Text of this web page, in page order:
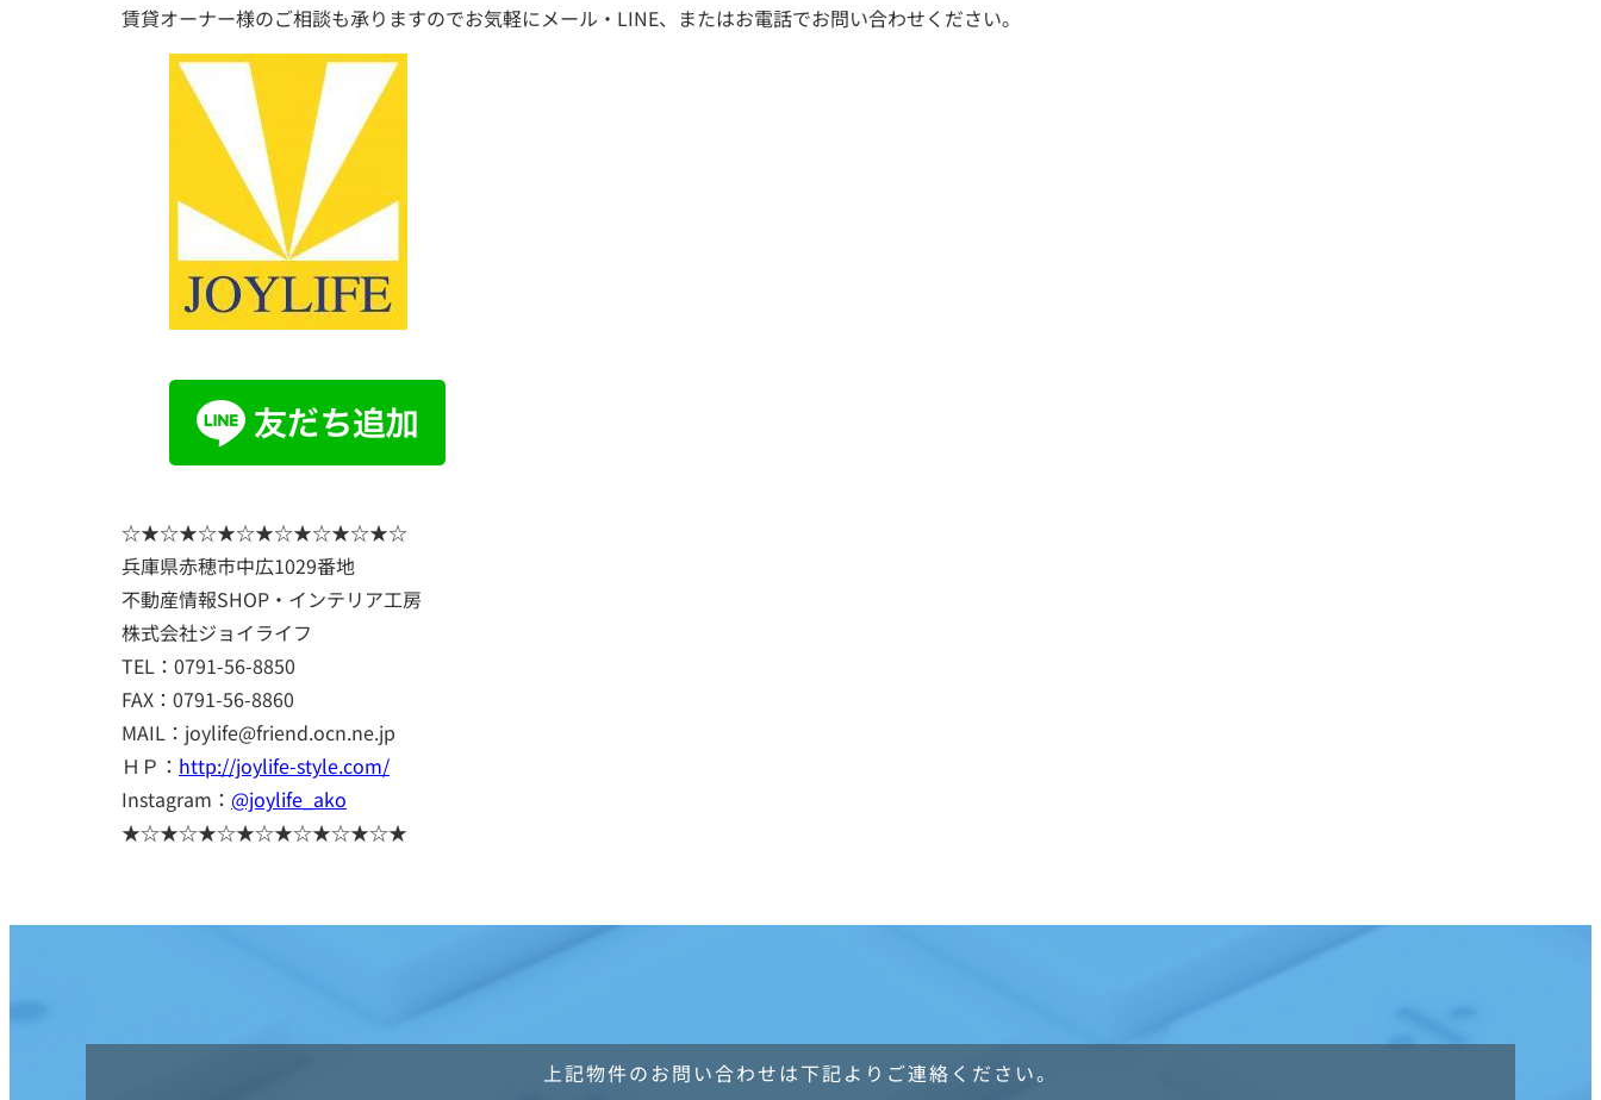
賃貸オーナー様のご相談も承りますのでお気軽にメール・LINE、またはお電話でお問い合わせください。
☆★☆★☆★☆★☆★☆★☆★☆
兵庫県赤穂市中広1029番地
不動産情報SHOP・インテリア工房
株式会社ジョイライフ
TEL：0791-56-8850
FAX：0791-56-8860
MAIL：joylife@friend.ocn.ne.jp
ＨＰ： http://joylife-style.com/
Instagram： @joylife_ako
★☆★☆★☆★☆★☆★☆★☆★
上記物件のお問い合わせは下記よりご連絡ください。